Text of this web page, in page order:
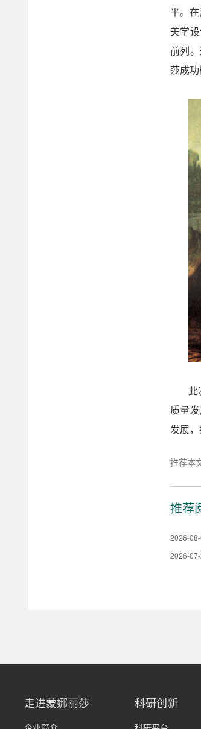
平。
美学
前列
莎成
质量
发展
推荐本
推荐
2026-
2026-
走进蒙娜丽莎 科研创新